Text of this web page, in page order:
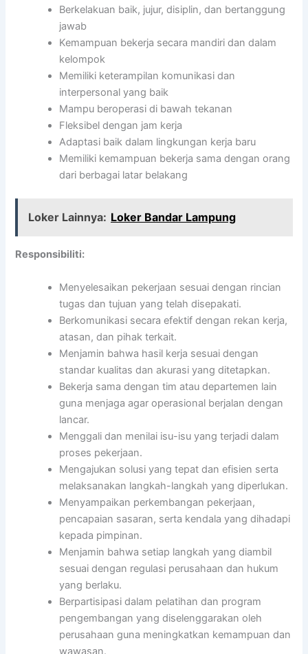
Berkelakuan baik, jujur, disiplin, dan bertanggung
jawab
Kemampuan bekerja secara mandiri dan dalam
kelompok
Memiliki keterampilan komunikasi dan
interpersonal yang baik
Mampu beroperasi di bawah tekanan
Fleksibel dengan jam kerja
Adaptasi baik dalam lingkungan kerja baru
Memiliki kemampuan bekerja sama dengan orang
dari berbagai latar belakang
Loker Lainnya: Loker Bandar Lampung
Responsibiliti:
Menyelesaikan pekerjaan sesuai dengan rincian
tugas dan tujuan yang telah disepakati.
Berkomunikasi secara efektif dengan rekan kerja,
atasan, dan pihak terkait.
Menjamin bahwa hasil kerja sesuai dengan
standar kualitas dan akurasi yang ditetapkan.
Bekerja sama dengan tim atau departemen lain
guna menjaga agar operasional berjalan dengan
lancar.
Menggali dan menilai isu-isu yang terjadi dalam
proses pekerjaan.
Mengajukan solusi yang tepat dan efisien serta
melaksanakan langkah-langkah yang diperlukan.
Menyampaikan perkembangan pekerjaan,
pencapaian sasaran, serta kendala yang dihadapi
kepada pimpinan.
Menjamin bahwa setiap langkah yang diambil
sesuai dengan regulasi perusahaan dan hukum
yang berlaku.
Berpartisipasi dalam pelatihan dan program
pengembangan yang diselenggarakan oleh
perusahaan guna meningkatkan kemampuan dan
wawasan.